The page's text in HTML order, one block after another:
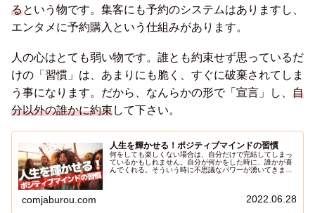
るという物です。集客にも予約のシステムはありますし、
エンタメに予約購入という仕組みがあります。
人の心はとても弱い物です。誰とも約束せず思っているだ
けの「習慣」は、あまりにも脆く、すぐに破棄されてしま
う事になります。だから、なんらかの形で「宣言」し、 自
分以外の誰かに約束して下さい。
人生を輝かせる！ポジティブマインドの習慣
何をしても楽しくない場合は、自分だけで完結してしまっ
ているかもしれません。自分が何かをした時に、誰かが喜
んでくれる。そういう時に不思議なパワーが湧いてきま
comjaburou.com 2022.06.28